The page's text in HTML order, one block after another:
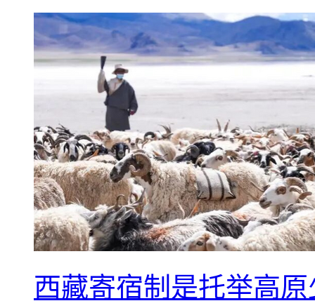
西藏寄宿制是托举高